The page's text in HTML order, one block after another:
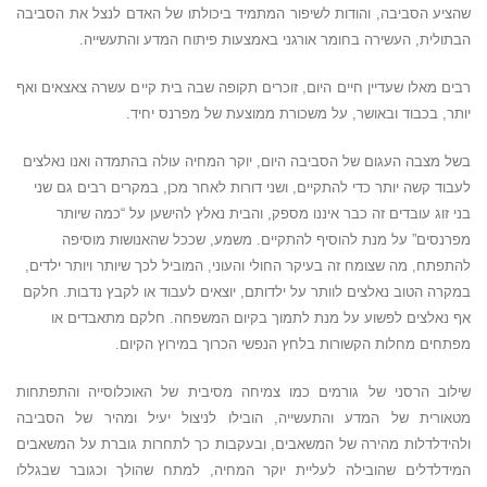
שהציע הסביבה, והודות לשיפור המתמיד ביכולתו של האדם לנצל את הסביבה
הבתולית, העשירה בחומר אורגני באמצעות פיתוח המדע והתעשייה.
רבים מאלו שעדיין חיים היום, זוכרים תקופה שבה בית קיים עשרה צאצאים ואף
יותר, בכבוד ובאושר, על משכורת ממוצעת של מפרנס יחיד.
בשל מצבה העגום של הסביבה היום, יוקר המחיה עולה בהתמדה ואנו נאלצים
לעבוד קשה יותר כדי להתקיים, ושני דורות לאחר מכן, במקרים רבים גם שני
בני זוג עובדים זה כבר איננו מספק, והבית נאלץ להישען על “כמה שיותר
מפרנסים” על מנת להוסיף להתקיים. משמע, שככל שהאנושות מוסיפה
להתפתח, מה שצומח זה בעיקר החולי והעוני, המוביל לכך שיותר ויותר ילדים,
במקרה הטוב נאלצים לוותר על ילדותם, יוצאים לעבוד או לקבץ נדבות. חלקם
אף נאלצים לפשוע על מנת לתמוך בקיום המשפחה. חלקם מתאבדים או
מפתחים מחלות הקשורות בלחץ הנפשי הכרוך במירוץ הקיום.
שילוב הרסני של גורמים כמו צמיחה מסיבית של האוכלוסייה והתפתחות
מטאורית של המדע והתעשייה, הובילו לניצול יעיל ומהיר של הסביבה
ולהידלדלות מהירה של המשאבים, ובעקבות כך לתחרות גוברת על המשאבים
המידלדלים שהובילה לעליית יוקר המחיה, למתח שהולך וכגובר שבגללו